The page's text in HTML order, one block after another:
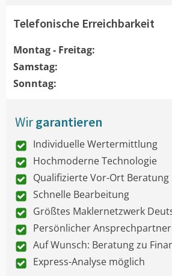
Telefonische Erreichbarkeit
Montag - Freitag:
Samstag:
Sonntag:
Wirgarantieren
Individuelle Wertermittlung
Hochmoderne Technologie
Qualifizierte Vor-Ort Beratung
Schnelle Bearbeitung
Größtes Maklernetzwerk
Persönlicher Ansprechpartner
Auf Wunsch: Beratung zu
Express-Analyse möglich